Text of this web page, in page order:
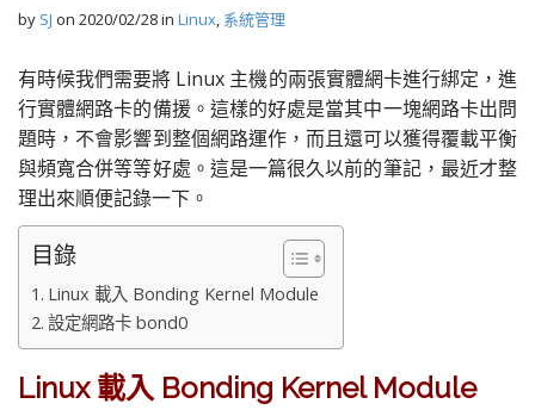
by SJ on 2020/02/28in Linux, 系統管理
有時候我們需要將 Linux 主機的兩張實體網卡進行綁定，進
行實體網路卡的備援。這樣的好處是當其中一塊網路卡出問
題時，不會影響到整個網路運作，而且還可以獲得覆載平衡
與頻寬合併等等好處。這是一篇很久以前的筆記，最近才整
理出來順便記錄一下。
目錄
Linux 載入 Bonding Kernel Module
設定網路卡 bond0
Linux 載入 Bonding Kernel Module